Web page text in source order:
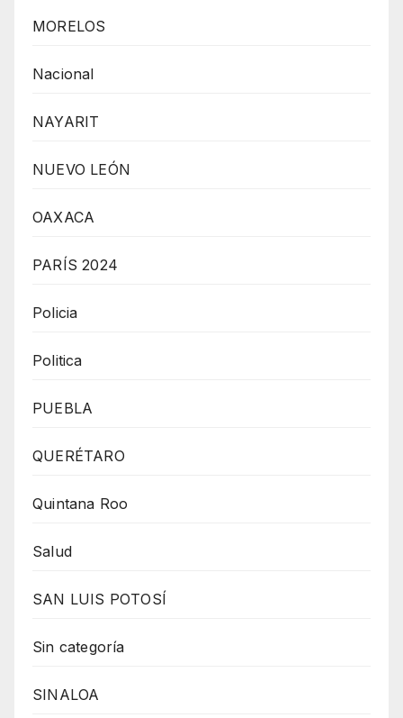
MORELOS
Nacional
NAYARIT
NUEVO LEÓN
OAXACA
PARÍS 2024
Policia
Politica
PUEBLA
QUERÉTARO
Quintana Roo
Salud
SAN LUIS POTOSÍ
Sin categoría
SINALOA